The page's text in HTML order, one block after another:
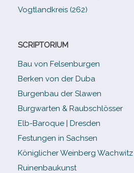
Vogtlandkreis (262)
SCRIPTORIUM
Bau von Felsenburgen
Berken von der Duba
Burgenbau der Slawen
Burgwarten & Raubschlösser
Elb-​Baroque | Dresden
Festungen in Sachsen
Königlicher Weinberg Wachwitz
Ruinenbaukunst